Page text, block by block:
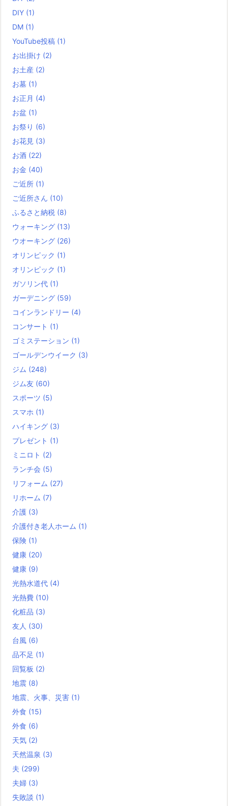
DIY (1)
DM (1)
YouTube投稿 (1)
お出掛け (2)
お土産 (2)
お墓 (1)
お正月 (4)
お盆 (1)
お祭り (6)
お花見 (3)
お酒 (22)
お金 (40)
ご近所 (1)
ご近所さん (10)
ふるさと納税 (8)
ウォーキング (13)
ウオーキング (26)
オリンピック (1)
オリンピック (1)
ガソリン代 (1)
ガーデニング (59)
コインランドリー (4)
コンサート (1)
ゴミステーション (1)
ゴールデンウイーク (3)
ジム (248)
ジム友 (60)
スポーツ (5)
スマホ (1)
ハイキング (3)
プレゼント (1)
ミニロト (2)
ランチ会 (5)
リフォーム (27)
リホーム (7)
介護 (3)
介護付き老人ホーム (1)
保険 (1)
健康 (20)
健康 (9)
光熱水道代 (4)
光熱費 (10)
化粧品 (3)
友人 (30)
台風 (6)
品不足 (1)
回覧板 (2)
地震 (8)
地震、火事、災害 (1)
外食 (15)
外食 (6)
天気 (2)
天然温泉 (3)
夫 (299)
夫婦 (3)
失敗談 (1)